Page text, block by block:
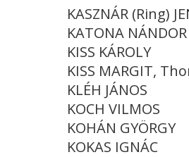
KASZNÁR (Ring)
KATONA NÁNDOR
KISS KÁROLY
KISS MARGIT,
KLÉH JÁNOS
KOCH VILMOS
KOHÁN GYÖRGY
KOKAS IGNÁC